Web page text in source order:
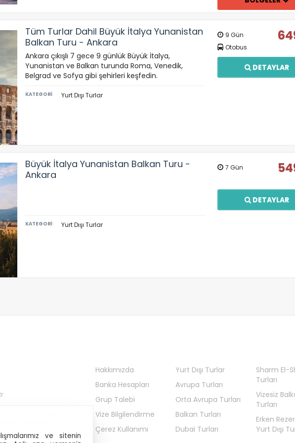
ve sitenin
az alakalı olabilirler.
Tümünü Reddet
Tüm Turlar Dahil Büyük İtalya Yunanistan
Balkan Turu - Ankara
Ankara çıkışlı 7 gece 9 günlük Büyük İtalya,
Yunanistan ve Balkan turunda Roma, Venedik,
Belgrad ve Sofya gibi şehirleri keşfedin.
KATEGORİ Yurt Dışı Turlar
9 Gün
Otobus
DETAYLAR
Büyük İtalya Yunanistan Balkan Turu -
Ankara
KATEGORİ Yurt Dışı Turlar
7 Gün
DETAYLAR
D:66 Nuhoğlu
İstanbul
Hakkımızda
Banka Hesapları
Grup Talebi
Vize Bilgilendirme
Çerez Kullanımı
Yurt Dışı Turlar
Avrupa Turları
Orta Avrupa Turları
Balkan Turları
Dubai Turları
Sharm El-
Turları
Vizesiz
Turları
Erken
Yurt Dışı